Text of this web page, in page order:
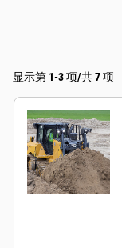
显示第 1-3 项/共 7 项